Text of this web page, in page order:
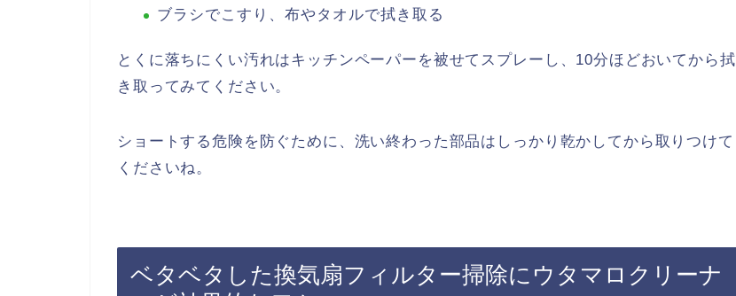
ブラシでこすり、布やタオルで拭き取る
とくに落ちにくい汚れはキッチンペーパーを被せてスプレーし、10分ほどおいてから拭
き取ってみてください。
ショートする危険を防ぐために、洗い終わった部品はしっかり乾かしてから取りつけて
くださいね。
ベタベタした換気扇フィルター掃除にウタマロクリーナ